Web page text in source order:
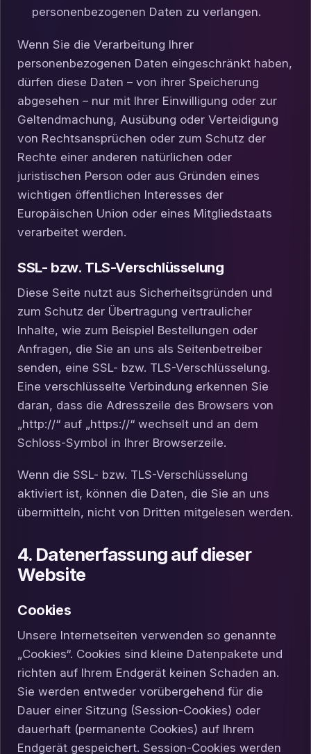
personenbezogenen Daten zu verlangen.
Wenn Sie die Verarbeitung Ihrer
personenbezogenen Daten eingeschränkt haben,
dürfen diese Daten – von ihrer Speicherung
abgesehen – nur mit Ihrer Einwilligung oder zur
Geltendmachung, Ausübung oder Verteidigung
von Rechtsansprüchen oder zum Schutz der
Rechte einer anderen natürlichen oder
juristischen Person oder aus Gründen eines
wichtigen öffentlichen Interesses der
Europäischen Union oder eines Mitgliedstaats
verarbeitet werden.
SSL- bzw. TLS-Verschlüsselung
Diese Seite nutzt aus Sicherheitsgründen und
zum Schutz der Übertragung vertraulicher
Inhalte, wie zum Beispiel Bestellungen oder
Anfragen, die Sie an uns als Seitenbetreiber
senden, eine SSL- bzw. TLS-Verschlüsselung.
Eine verschlüsselte Verbindung erkennen Sie
daran, dass die Adresszeile des Browsers von
„http://“ auf „https://“ wechselt und an dem
Schloss-Symbol in Ihrer Browserzeile.
Wenn die SSL- bzw. TLS-Verschlüsselung
aktiviert ist, können die Daten, die Sie an uns
übermitteln, nicht von Dritten mitgelesen werden.
4. Datenerfassung auf dieser
Website
Cookies
Unsere Internetseiten verwenden so genannte
„Cookies“. Cookies sind kleine Datenpakete und
richten auf Ihrem Endgerät keinen Schaden an.
Sie werden entweder vorübergehend für die
Dauer einer Sitzung (Session-Cookies) oder
dauerhaft (permanente Cookies) auf Ihrem
Endgerät gespeichert. Session-Cookies werden